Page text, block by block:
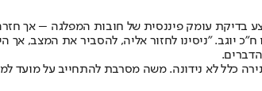
בדיקת עומק פיננסית של חובות המפלגה – אך
"ניסינו לחזור אליה, להסביר את המצב, אך
כלל לא נידונה. משה מסרבת להתחייב על מועד